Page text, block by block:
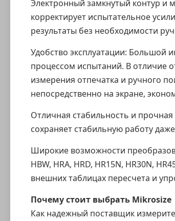
Электронный замкнутый контур и
корректирует испытательное
результаты без необходимости
Удобство эксплуатации: Большой
процессом испытаний. В отличие
измерения отпечатка и ручного
непосредственно на экране,
Отличная стабильность и
сохраняет стабильную работу
Широкие возможности
HBW, HRA, HRD, HR15N, HR30N,
внешних таблицах пересчета и
Почему стоит выбрать Mikrosize
Как надежный поставщик